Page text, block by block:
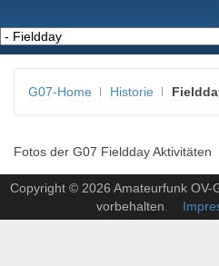
G07-Home Historie
Fotos der G07 Fieldday Aktivitäten
Copyright © 2026 Amateurfunk OV-
vorbehalten .